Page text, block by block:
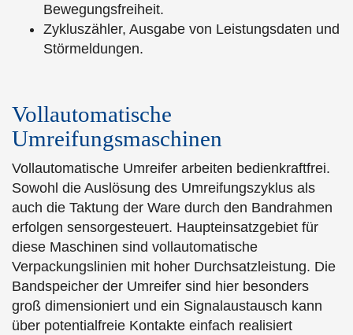
Bewegungsfreiheit.
Zykluszähler, Ausgabe von Leistungsdaten und
Störmeldungen.
Vollautomatische
Umreifungsmaschinen
Vollautomatische Umreifer arbeiten bedienkraftfrei.
Sowohl die Auslösung des Umreifungszyklus als
auch die Taktung der Ware durch den Bandrahmen
erfolgen sensorgesteuert. Haupteinsatzgebiet für
diese Maschinen sind vollautomatische
Verpackungslinien mit hoher Durchsatzleistung. Die
Bandspeicher der Umreifer sind hier besonders
groß dimensioniert und ein Signalaustausch kann
über potentialfreie Kontakte einfach realisiert